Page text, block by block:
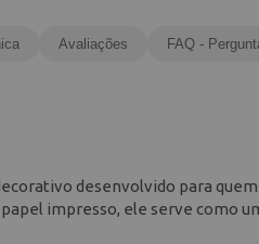
Avaliações FAQ -
desenvolvido para quem
impresso, ele serve como